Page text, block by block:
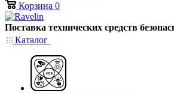
Корзина 0
Поставка технических средств
Каталог